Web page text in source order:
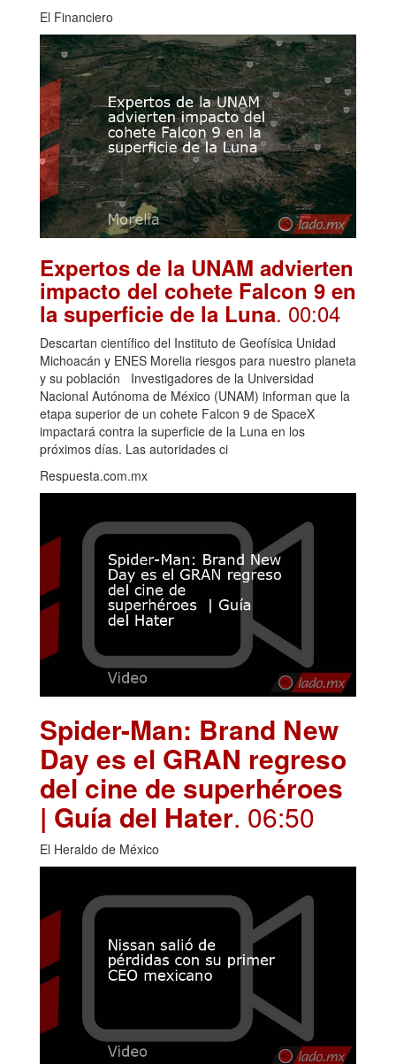
El Financiero
Expertos de la UNAM advierten
impacto del cohete Falcon 9 en
la superficie de la Luna. 00:04
Descartan científico del Instituto de Geofísica Unidad
Michoacán y ENES Morelia riesgos para nuestro planeta
y su población Investigadores de la Universidad
Nacional Autónoma de México (UNAM) informan que la
etapa superior de un cohete Falcon 9 de SpaceX
impactará contra la superficie de la Luna en los
próximos días. Las autoridades ci
Respuesta.com.mx
Spider-Man: Brand New
Day es el GRAN regreso
del cine de superhéroes
| Guía del Hater. 06:50
El Heraldo de México